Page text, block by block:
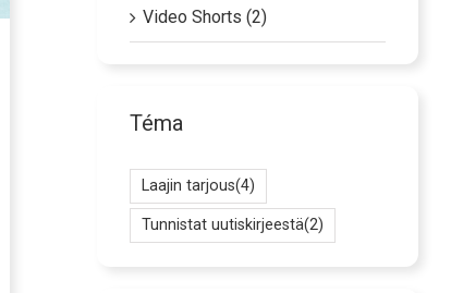
Video Shorts (2)
Téma
Laajin tarjous(4)
Tunnistat uutiskirjeestä(2)